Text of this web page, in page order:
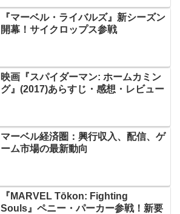
『マーベル・ライバルズ』新シーズン
開幕！サイクロップス参戦
映画『スパイダーマン: ホームカミン
グ』(2017)あらすじ・感想・レビュー
マーベル経済圏：興行収入、配信、ゲ
ーム市場の最新動向
『MARVEL Tōkon: Fighting
Souls』ペニー・パーカー参戦！新要